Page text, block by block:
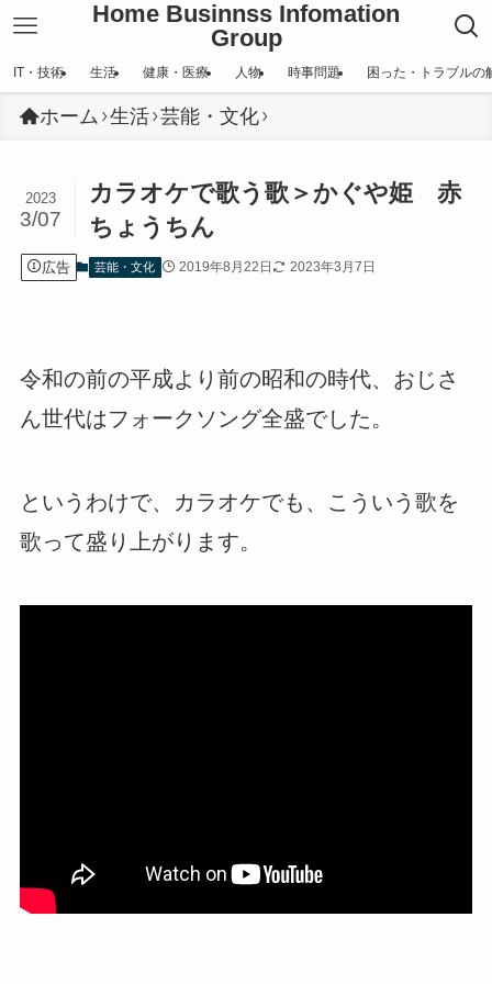
Home Businnss Infomation
Group
IT・技術 生活 健康・医療 人物 時事問題 困った・トラブルの
ホーム 生活 芸能・文化
カラオケで歌う歌＞かぐや姫 赤
ちょうちん
2023
3/07
広告 芸能・文化 2019年8月22日 2023年3月7日
令和の前の平成より前の昭和の時代、おじさ
ん世代はフォークソング全盛でした。
というわけで、カラオケでも、こういう歌を
歌って盛り上がります。